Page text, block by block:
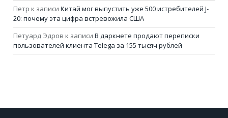
Петр к записи Китай мог выпустить уже 500 истребителей J-
20: почему эта цифра встревожила США
Петуард Эдров к записи В даркнете продают переписки
пользователей клиента Telega за 155 тысяч рублей